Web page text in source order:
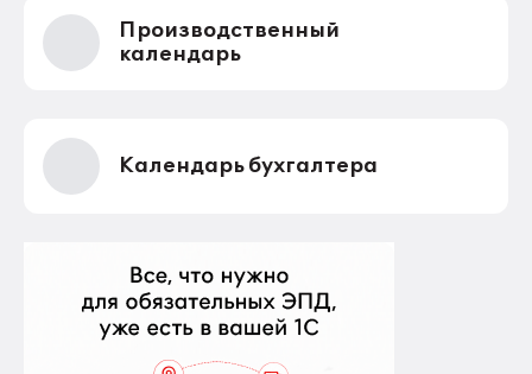
Производственный
календарь
Календарь бухгалтера